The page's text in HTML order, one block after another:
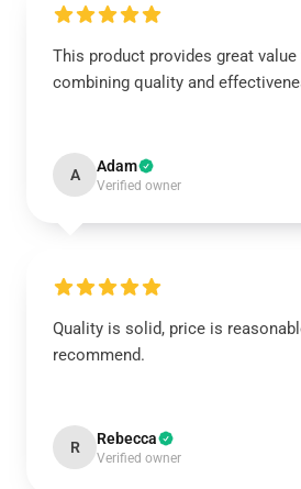
This product provides great
combining quality and
A Adam
Verified owner
Quality is solid, price is
recommend.
R Rebecca
Verified owner